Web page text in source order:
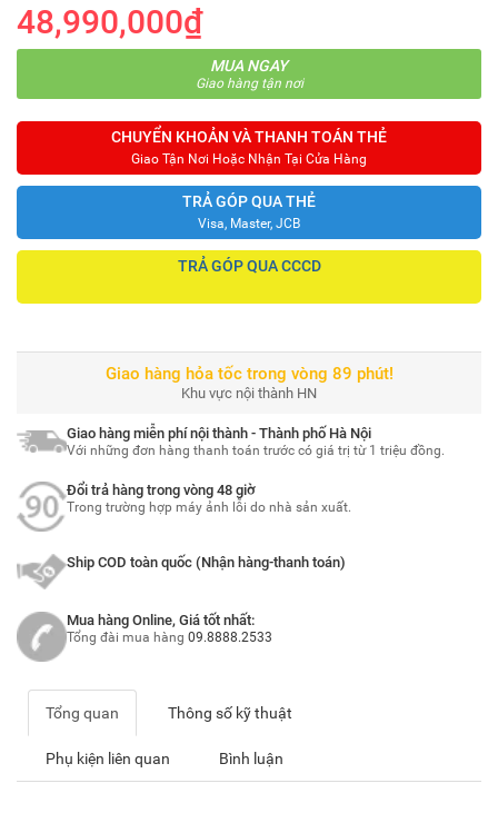
48,990,000₫
MUA NGAY
Giao hàng tận nơi
CHUYỂN KHOẢN VÀ THANH TOÁN THẺ
Giao Tận Nơi Hoặc Nhận Tại Cửa Hàng
TRẢ GÓP QUA THẺ
Visa, Master, JCB
TRẢ GÓP QUA CCCD
Giao hàng hỏa tốc trong vòng 89 phút!
Khu vực nội thành HN
Giao hàng miễn phí nội thành - Thành phố Hà Nội
Với những đơn hàng thanh toán trước có giá trị từ 1 triệu đồng.
Đổi trả hàng trong vòng 48 giờ
Trong trường hợp máy ảnh lỗi do nhà sản xuất.
Ship COD toàn quốc (Nhận hàng-thanh toán)
Mua hàng Online, Giá tốt nhất:
Tổng đài mua hàng 09.8888.2533
Tổng quan Thông số kỹ thuật
Phụ kiện liên quan Bình luận